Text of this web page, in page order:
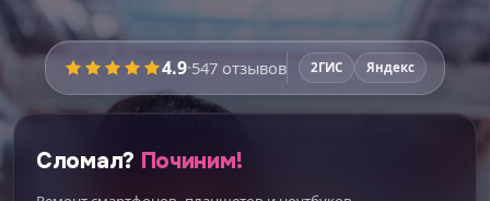
4.9·547 отзывов 2ГИС Яндекс
Сломал? Починим!